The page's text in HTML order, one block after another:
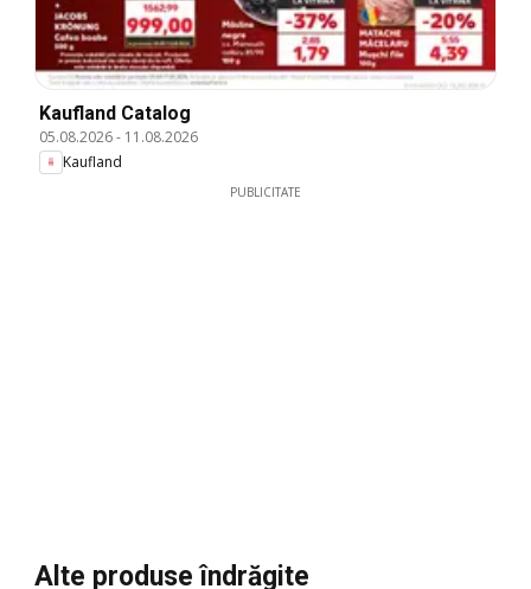
Kaufland Catalog
05.08.2026- 11.08.2026
Kaufland
PUBLICITATE
Alte produse îndrăgite